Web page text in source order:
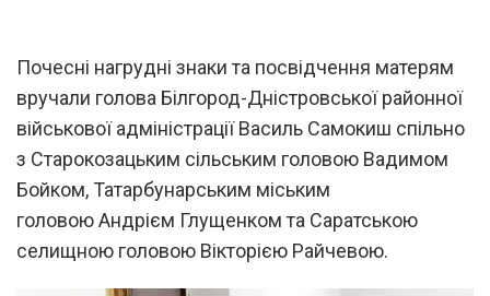
Почесні нагрудні знаки та посвідчення матерям
вручали голова Білгород-Дністровської районної
військової адміністрації Василь Самокиш спільно
з Старокозацьким сільським головою Вадимом
Бойком, Татарбунарським міським
головою Андрієм Глущенком та Саратською
селищною головою Вікторією Райчевою.